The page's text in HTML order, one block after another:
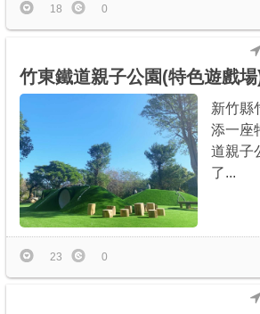
18 0
竹東鐵道親子公園(特色遊戲場
新竹縣
添一座
道親子
了...
23 0